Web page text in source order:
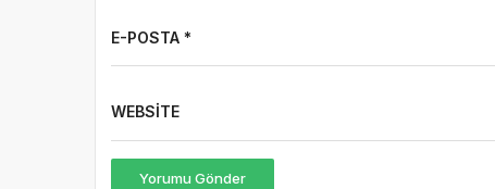
E-POSTA *
WEBSITE
Yorumu Gönder